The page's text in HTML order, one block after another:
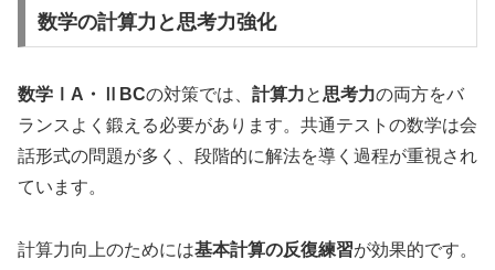
数学の計算力と思考力強化
数学ⅠA・ⅡBCの対策では、 計算力と思考力の両方をバ
ランスよく鍛える必要があります。共通テストの数学は会
話形式の問題が多く、段階的に解法を導く過程が重視され
ています。
計算力向上のためには基本計算の反復練習が効果的です。